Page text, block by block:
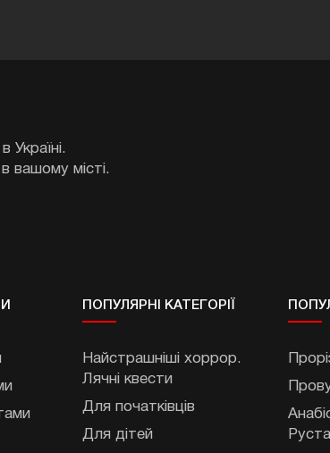
Україні.
вашому місті.
ПОПУЛЯРНІ КАТЕГОРІЇ
Найстрашніші хоррор.
Лячні квести
Для початківців
Для дітей